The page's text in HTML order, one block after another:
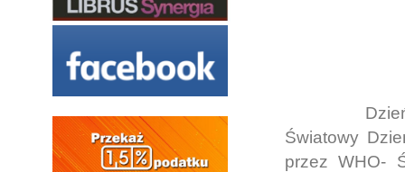
Światowy
przez WHO-